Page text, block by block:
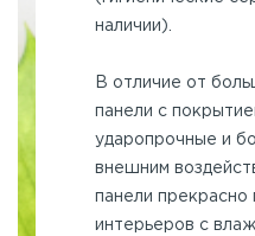
наличии).
В отличие от
панели с
ударопрочные и
внешним
панели прекрасно
интерьеров с